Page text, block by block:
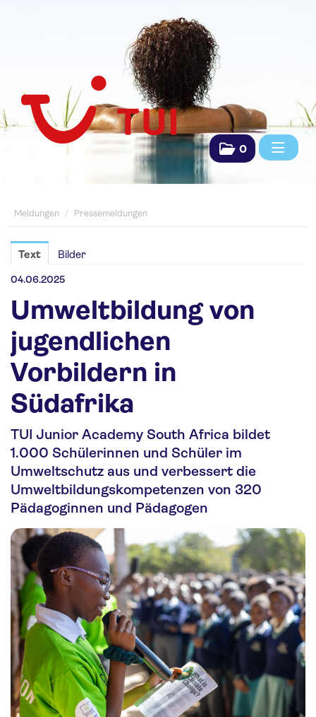
0
Saisonpräsentationen
Fachpresse
TUI Das Reisebüro
Personalia
Media
Über uns
Kontakt
Meldungen / Pressemeldungen
Text Bilder
04.06.2025
Umweltbildung von
jugendlichen
Vorbildern in
Südafrika
TUI Junior Academy South Africa bildet
1.000 Schülerinnen und Schüler im
Umweltschutz aus und verbessert die
Umweltbildungskompetenzen von 320
Pädagoginnen und Pädagogen